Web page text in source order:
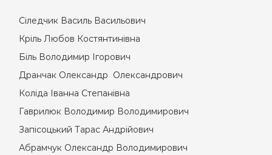
Сіледчик Василь Васильович
Кріль Любов Костянтинівна
Біль Володимир Ігорович
Дранчак Олександр Олександрович
Коліда Іванна Степанівна
Гаврилюк Володимир Володимирович
Запісоцький Тарас Андрійович
Абрамчук Олександр Володимирович